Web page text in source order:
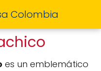
Colombia
es un emblemático